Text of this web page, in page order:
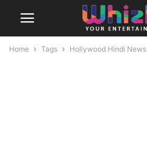
Home Tags Hollywood Hindi News